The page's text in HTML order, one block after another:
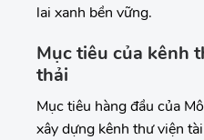
lai xanh bền vững.
Mục tiêu của kênh
thải
Mục tiêu hàng đầu của
xây dựng kênh thư viện